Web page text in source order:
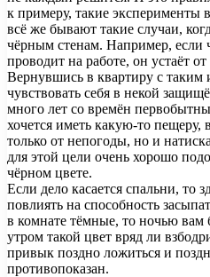
к примеру, такие
всё же бывают такие случаи,
чёрным стенам. Например, если
проводит на работе, он устаёт
Вернувшись в квартиру с таким
чувствовать себя в некой
много лет со времён
хочется иметь какую-то
только от непогоды, но и
для этой цели очень хорошо
чёрном цвете.
Если дело касается спальни, то
повлиять на способность
в комнате тёмные, то ночью вам
утром такой цвет вряд ли
привык поздно ложиться и
противопоказан.